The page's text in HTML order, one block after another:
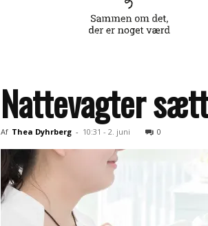
Nattevagter
Af Thea Dyhrberg - 10:31 - 2. juni 0